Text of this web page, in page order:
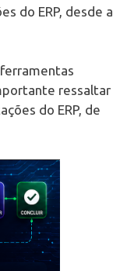
do ERP, desde a
ressaltar
do ERP, de